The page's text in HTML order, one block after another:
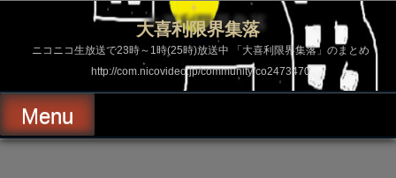
ス
ッ
プ
大喜利限界集落
ニコニコ生放送で23時～1時(25時)放送中 「大喜利限界集落」のまとめ
http://com.nicovideo.jp/community/co2473470
Menu